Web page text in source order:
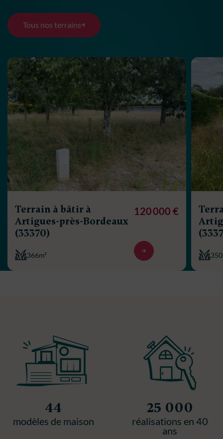
Tous nos terrains
Terrain à bâtir à
Artigues-près-Bordeaux
(33370)
366m²
120 000 €
44
modèles de maison
25 000
réalisations en 40
ans